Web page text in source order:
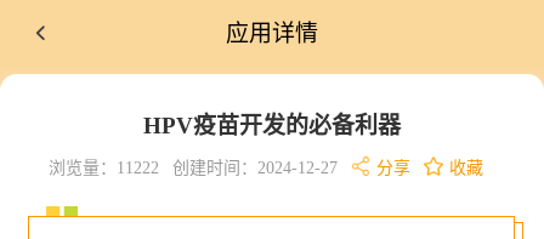
应用详情
HPV疫苗开发的必备利器
浏览量：11222 创建时间：2024-12-27 分享 收藏